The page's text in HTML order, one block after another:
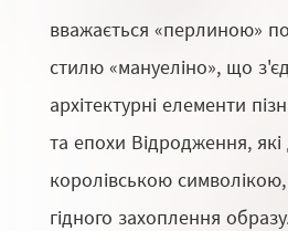
вважається «перлиною»
стилю «мануеліно», що
архітектурні елементи
та епохи Відродження,
королівською
гідного захоплення